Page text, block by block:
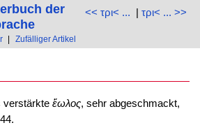
<< τρι< ... | τρι< ... >>
der
Zufälliger Artikel
verstärkte ἕωλος, sehr abgeschmackt,